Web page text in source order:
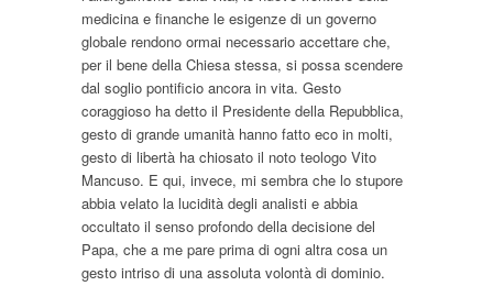
medicina e finanche le esigenze di un governo
globale rendono ormai necessario accettare che,
per il bene della Chiesa stessa, si possa scendere
dal soglio pontificio ancora in vita. Gesto
coraggioso ha detto il Presidente della Repubblica,
gesto di grande umanità hanno fatto eco in molti,
gesto di libertà ha chiosato il noto teologo Vito
Mancuso. E qui, invece, mi sembra che lo stupore
abbia velato la lucidità degli analisti e abbia
occultato il senso profondo della decisione del
Papa, che a me pare prima di ogni altra cosa un
gesto intriso di una assoluta volontà di dominio.